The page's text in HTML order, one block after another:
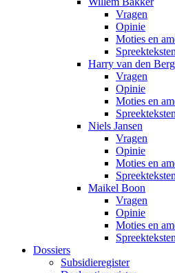
Vragen
Opinie
Moties en
Spreekteksten
Harry van den Berg
Vragen
Opinie
Moties en
Spreekteksten
Niels Jansen
Vragen
Opinie
Moties en
Spreekteksten
Maikel Boon
Vragen
Opinie
Moties en
Spreekteksten
Dossiers
Subsidieregister